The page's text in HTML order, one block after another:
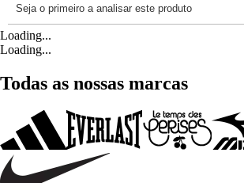
Loading...
Loading...
Todas as nossas marcas